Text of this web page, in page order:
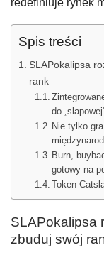
redefiniuje rynek
Spis treści
SLAPokalipsa
rank
do
Nie tylko
Burn,
gotowy na
Token
SLAPokalipsa
zbuduj swój